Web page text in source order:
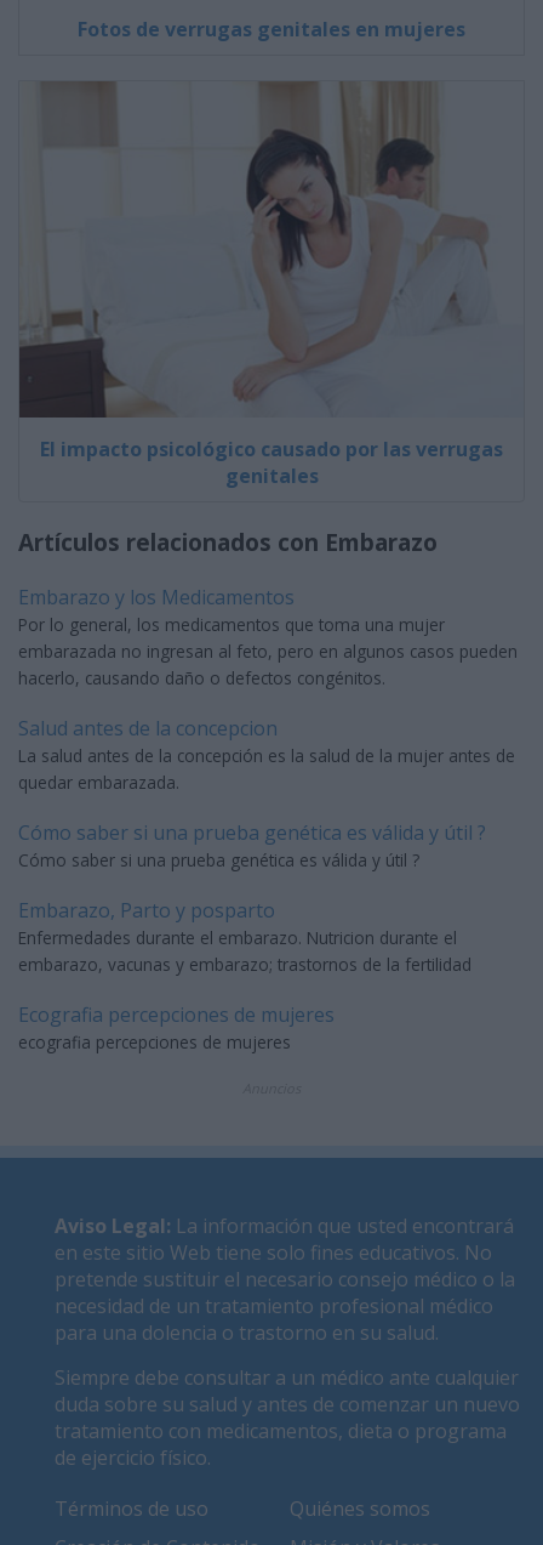
Fotos de verrugas genitales en mujeres
El impacto psicológico causado por las verrugas
genitales
Artículos relacionados con Embarazo
Embarazo y los Medicamentos
Por lo general, los medicamentos que toma una mujer
embarazada no ingresan al feto, pero en algunos casos pueden
hacerlo, causando daño o defectos congénitos.
Salud antes de la concepcion
La salud antes de la concepción es la salud de la mujer antes de
quedar embarazada.
Cómo saber si una prueba genética es válida y útil ?
Cómo saber si una prueba genética es válida y útil ?
Embarazo, Parto y posparto
Enfermedades durante el embarazo. Nutricion durante el
embarazo, vacunas y embarazo; trastornos de la fertilidad
Ecografia percepciones de mujeres
ecografia percepciones de mujeres
Aviso Legal: La información que usted encontrará
en este sitio Web tiene solo fines educativos. No
pretende sustituir el necesario consejo médico o la
necesidad de un tratamiento profesional médico
para una dolencia o trastorno en su salud.
Siempre debe consultar a un médico ante cualquier
duda sobre su salud y antes de comenzar un nuevo
tratamiento con medicamentos, dieta o programa
de ejercicio físico.
Términos de uso
Quiénes somos